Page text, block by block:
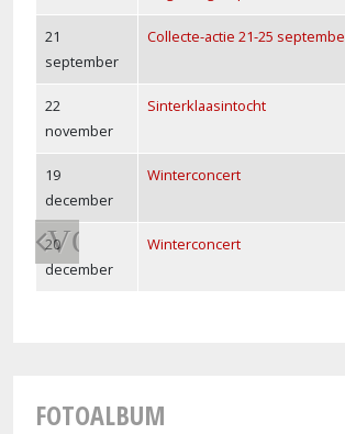
21
september
Collecte-actie 21-25
22
november
Sinterklaasintocht
19
december
Winterconcert
20
december
Winterconcert
FOTOALBUM
VORIGE